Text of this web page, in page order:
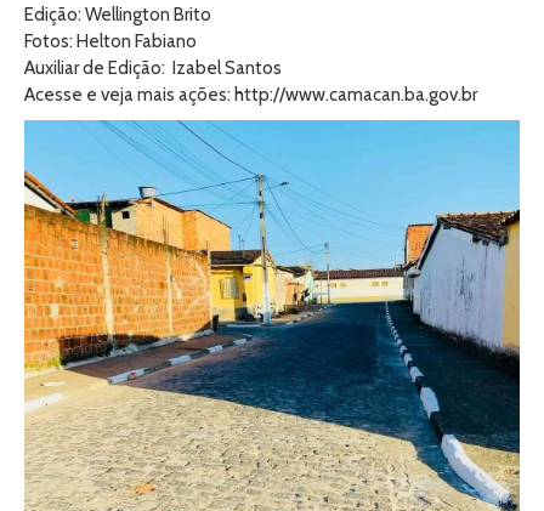
Edição: Wellington Brito
Fotos: Helton Fabiano
Auxiliar de Edição: Izabel Santos
Acesse e veja mais ações: http://www.camacan.ba.gov.br